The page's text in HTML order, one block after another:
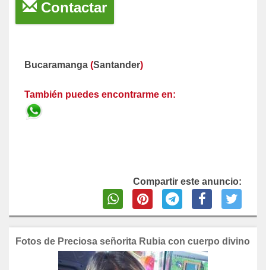
Contactar
Bucaramanga (Santander)
También puedes encontrarme en:
Compartir este anuncio:
Fotos de Preciosa señorita Rubia con cuerpo divino